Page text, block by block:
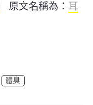
原文名稱為： 耳
體臭